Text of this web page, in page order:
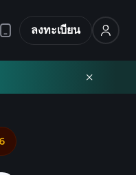
ลงทะเบียน